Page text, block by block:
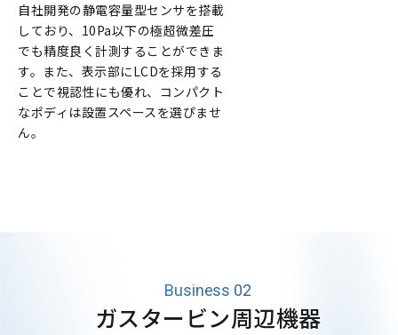
自社開発の静電容量型センサを搭載
しており、10Pa以下の極超微差圧
でも精度良く計測することができま
す。また、表示部にLCDを採用する
ことで視認性にも優れ、コンパクト
なポディは設置スペースを選ぴませ
ん。
Business 02
ガスタービン周辺機器